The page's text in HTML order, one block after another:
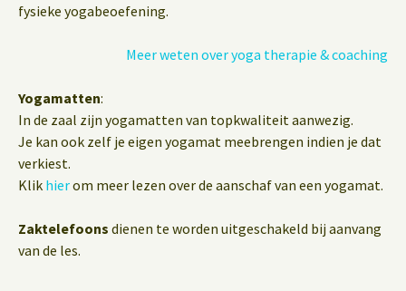
fysieke yogabeoefening.
Meer weten over yoga therapie & coaching
Yogamatten:
In de zaal zijn yogamatten van topkwaliteit aanwezig.
Je kan ook zelf je eigen yogamat meebrengen indien je dat
verkiest.
Klik hierom meer lezen over de aanschaf van een yogamat.
Zaktelefoons dienen te worden uitgeschakeld bij aanvang
van de les.